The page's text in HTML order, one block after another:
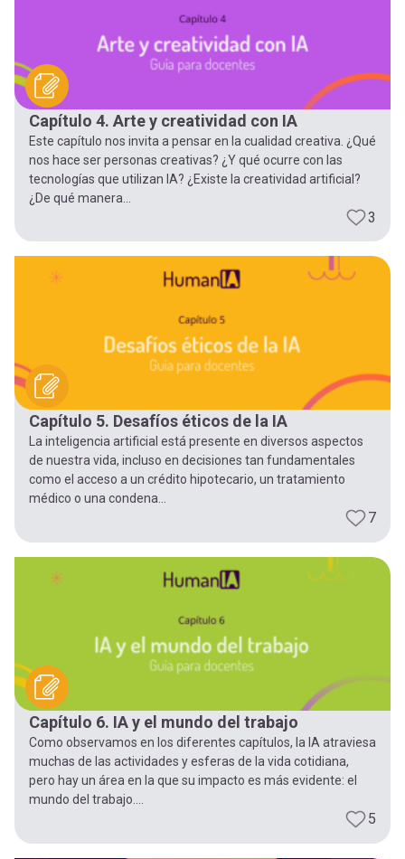
Capítulo 4. Arte y creatividad con IA
Este capítulo nos invita a pensar en la cualidad creativa. ¿Qué
nos hace ser personas creativas? ¿Y qué ocurre con las
tecnologías que utilizan IA? ¿Existe la creatividad artificial?
¿De qué manera...
3
Capítulo 5. Desafíos éticos de la IA
La inteligencia artificial está presente en diversos aspectos
de nuestra vida, incluso en decisiones tan fundamentales
como el acceso a un crédito hipotecario, un tratamiento
médico o una condena...
7
Capítulo 6. IA y el mundo del trabajo
Como observamos en los diferentes capítulos, la IA atraviesa
muchas de las actividades y esferas de la vida cotidiana,
pero hay un área en la que su impacto es más evidente: el
mundo del trabajo....
5